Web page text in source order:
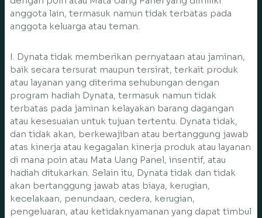
anggota lain, termasuk namun tidak terbatas pada
anggota keluarga atau teman.
I. Dynata tidak memberikan pernyataan atau jaminan,
baik secara tersurat maupun tersirat, terkait produk
atau layanan yang diterima sehubungan dengan
program hadiah Dynata, termasuk namun tidak
terbatas pada jaminan kelayakan barang dagangan
atau kesesuaian untuk tujuan tertentu. Dynata tidak,
dan tidak akan, berkewajiban atau bertanggung jawab
atas kinerja atau kegagalan kinerja produk atau layanan
di mana poin atau Mata Uang Panel, insentif, atau
hadiah ditukarkan. Selain itu, Dynata tidak dan tidak
akan bertanggung jawab atas biaya, kerugian,
kecelakaan, penundaan, cedera, kerugian,
pengeluaran, atau ketidaknyamanan yang dapat timbul